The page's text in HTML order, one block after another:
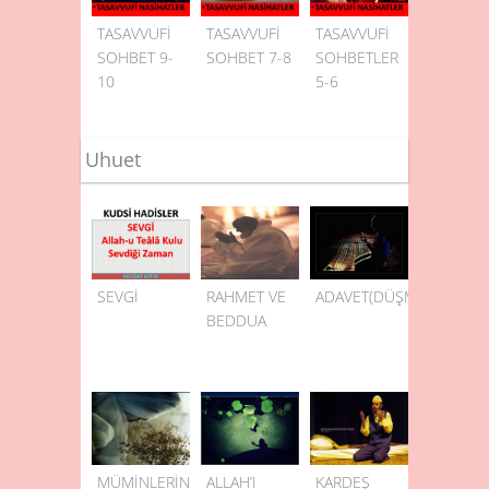
TASAVVUFİ
SOHBET 9-
10
TASAVVUFİ
SOHBET 7-8
TASAVVUFİ
SOHBETLER
5-6
Uhuet
SEVGİ
RAHMET VE
BEDDUA
ADAVET(DÜŞMANLIK)
MÜMİNLERİN
ALLAH’I
KARDEŞ